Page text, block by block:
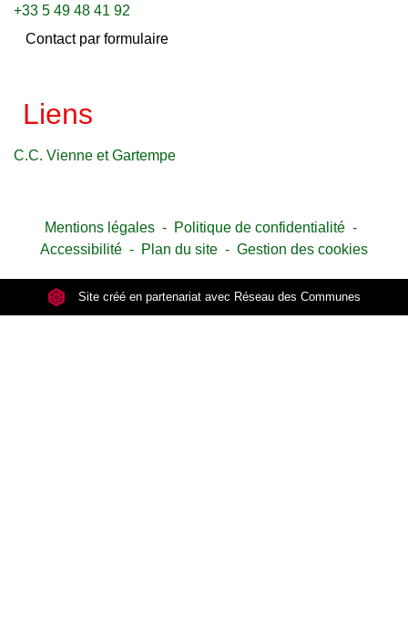
+33 5 49 48 41 92
Contact par formulaire
Liens
C.C. Vienne et Gartempe
Mentions légales - Politique de confidentialité -
Accessibilité - Plan du site - Gestion des cookies
Site créé en partenariat avec Réseau des Communes